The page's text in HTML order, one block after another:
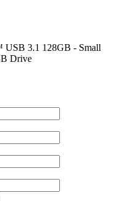
3.1 128GB - Small
Drive